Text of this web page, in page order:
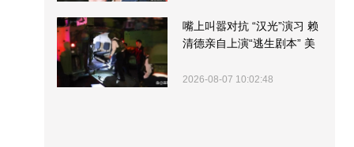
嘴上叫嚣对抗 “汉光”演习 赖
清德亲自上演“逃生剧本” 美
2026-08-07 10:02:48